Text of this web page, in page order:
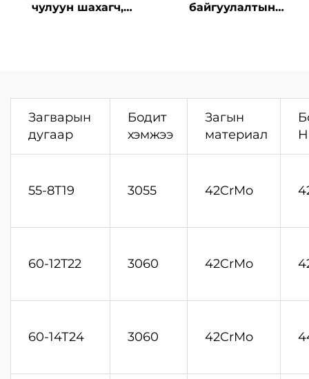
чулуун шахагч,
байгуулалтын
нь хэрэгсэл
Загварын
дугаар
Бодит
хэмжээ
Загын
материал
55-8T19 3055 42CrMo
60-12T22 3060 42CrMo
60-14Т24 3060 42CrMo